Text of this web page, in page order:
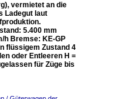
vermietet an die
Ladegut laut
5.400 mm
h Bremse: KE-GP
flüssigem Zustand 4
oder Entleeren H =
für Züge bis